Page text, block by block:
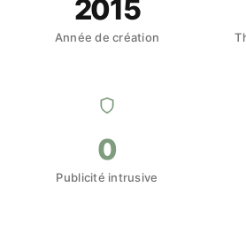
2015
Année de création
0
Publicité intrusive